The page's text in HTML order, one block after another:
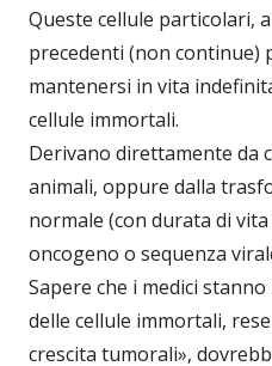
Queste cellule particolari,
precedenti (non continue)
mantenersi in vita
cellule immortali.
Derivano direttamente da
animali, oppure dalla
normale (con durata di
oncogeno o sequenza
Sapere che i medici
delle cellule immortali,
crescita tumorali»,